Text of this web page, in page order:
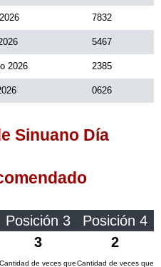
7832
5467
2026 2385
0626
Sinuano Día
Posición 3
Posición 4
3 2
Cantidad de veces queCantidad de veces que